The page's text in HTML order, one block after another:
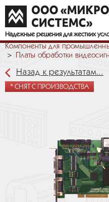
Надежные решения для жестких
Компоненты для
Платы обработки
Назад к результатам...
* СНЯТ С ПРОИЗВОДСТВА